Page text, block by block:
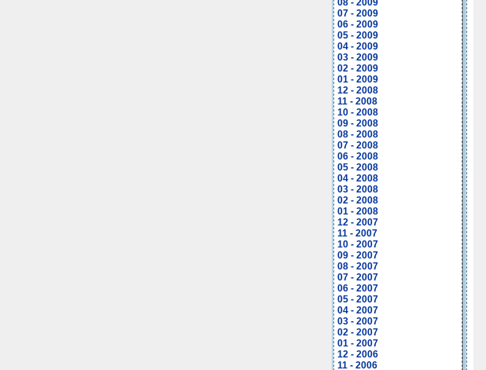
08 - 2009
07 - 2009
06 - 2009
05 - 2009
04 - 2009
03 - 2009
02 - 2009
01 - 2009
12 - 2008
11 - 2008
10 - 2008
09 - 2008
08 - 2008
07 - 2008
06 - 2008
05 - 2008
04 - 2008
03 - 2008
02 - 2008
01 - 2008
12 - 2007
11 - 2007
10 - 2007
09 - 2007
08 - 2007
07 - 2007
06 - 2007
05 - 2007
04 - 2007
03 - 2007
02 - 2007
01 - 2007
12 - 2006
11 - 2006